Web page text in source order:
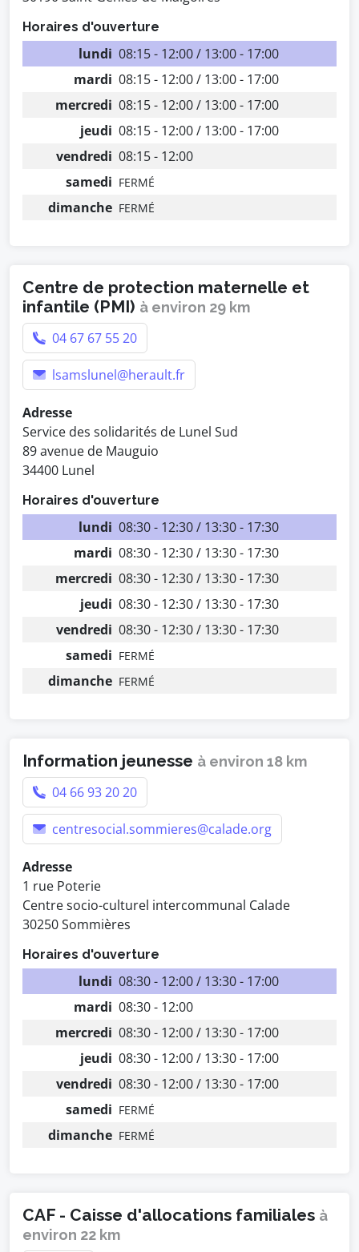
Horaires d'ouverture
lundi 08:15 - 12:00 / 13:00 - 17:00
mardi 08:15 - 12:00 / 13:00 - 17:00
mercredi 08:15 - 12:00 / 13:00 - 17:00
jeudi 08:15 - 12:00 / 13:00 - 17:00
vendredi 08:15 - 12:00
samedi FERMÉ
dimanche FERMÉ
Centre de protection maternelle et
infantile (PMI) à environ 29 km
04 67 67 55 20
lsamslunel@herault.fr
Adresse
Service des solidarités de Lunel Sud
89 avenue de Mauguio
34400 Lunel
Horaires d'ouverture
lundi 08:30 - 12:30 / 13:30 - 17:30
mardi 08:30 - 12:30 / 13:30 - 17:30
mercredi 08:30 - 12:30 / 13:30 - 17:30
jeudi 08:30 - 12:30 / 13:30 - 17:30
vendredi 08:30 - 12:30 / 13:30 - 17:30
samedi FERMÉ
dimanche FERMÉ
Information jeunesse à environ 18 km
04 66 93 20 20
centresocial.sommieres@calade.org
Adresse
1 rue Poterie
Centre socio-culturel intercommunal Calade
30250 Sommières
Horaires d'ouverture
lundi 08:30 - 12:00 / 13:30 - 17:00
mardi 08:30 - 12:00
mercredi 08:30 - 12:00 / 13:30 - 17:00
jeudi 08:30 - 12:00 / 13:30 - 17:00
vendredi 08:30 - 12:00 / 13:30 - 17:00
samedi FERMÉ
dimanche FERMÉ
CAF - Caisse d'allocations familiales à
environ 22 km